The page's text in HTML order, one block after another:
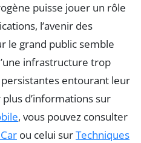
puisse jouer un rôle
l’avenir des
le grand public semble
infrastructure trop
entourant leur
d’informations sur
, vous pouvez consulter
ou celui surTechniques